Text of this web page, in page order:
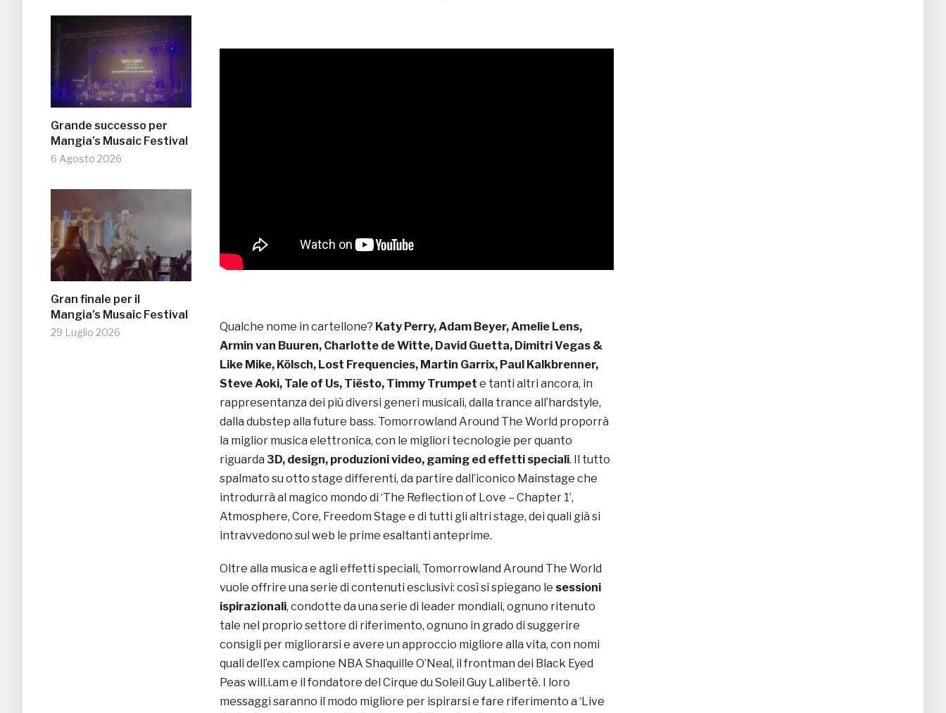
Grande successo per
Mangia’s Musaic Festival
6 Agosto 2026
Gran finale per il
Mangia’s Musaic Festival
29 Luglio 2026 Qualche nome in cartellone? Katy Perry, Adam Beyer, Amelie Lens,
Armin van Buuren, Charlotte de Witte, David Guetta, Dimitri Vegas &
Like Mike, Kölsch, Lost Frequencies, Martin Garrix, Paul Kalkbrenner,
Steve Aoki, Tale of Us, Tiësto, Timmy Trumpet e tanti altri ancora, in
rappresentanza dei più diversi generi musicali, dalla trance all’hardstyle,
dalla dubstep alla future bass. Tomorrowland Around The World proporrà
la miglior musica elettronica, con le migliori tecnologie per quanto
riguarda 3D, design, produzioni video, gaming ed effetti speciali. Il tutto
spalmato su otto stage differenti, da partire dall’iconico Mainstage che
introdurrà al magico mondo di ‘The Reflection of Love – Chapter 1’,
Atmosphere, Core, Freedom Stage e di tutti gli altri stage, dei quali già si
intravvedono sul web le prime esaltanti anteprime.
Oltre alla musica e agli effetti speciali, Tomorrowland Around The World
vuole offrire una serie di contenuti esclusivi: così si spiegano le sessioni
ispirazionali, condotte da una serie di leader mondiali, ognuno ritenuto
tale nel proprio settore di riferimento, ognuno in grado di suggerire
consigli per migliorarsi e avere un approccio migliore alla vita, con nomi
quali dell’ex campione NBA Shaquille O’Neal, il frontman dei Black Eyed
Peas will.i.am e il fondatore del Cirque du Soleil Guy Lalibertè. I loro
messaggi saranno il modo migliore per ispirarsi e fare riferimento a ‘Live